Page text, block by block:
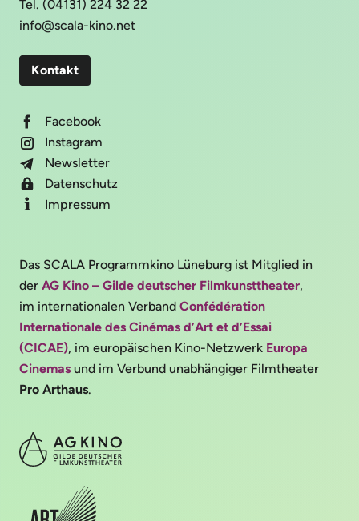
Tel. (04131) 224 32 22
info@scala-kino.net
Kontakt
Facebook
Instagram
Newsletter
Datenschutz
Impressum
Das SCALA Programmkino Lüneburg ist Mitglied in
der AG Kino – Gilde deutscher Filmkunsttheater,
im internationalen Verband Confédération
Internationale des Cinémas d’Art et d’Essai
(CICAE), im europäischen Kino-Netzwerk Europa
Cinemas und im Verbund unabhängiger Filmtheater
Pro Arthaus.